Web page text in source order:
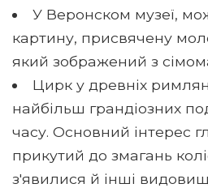
У Веронском музеї,
картину, присвячену
який зображений з
Цирк у древніх
найбільш грандіозних
часу. Основний інтерес
прикутий до змагань
з'явилися й інші